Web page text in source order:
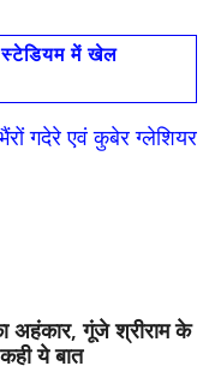
स्टेडियम में खेल
गदेरे एवं कुबेर ग्लेशियर
गूंजे श्रीराम के
ये बात